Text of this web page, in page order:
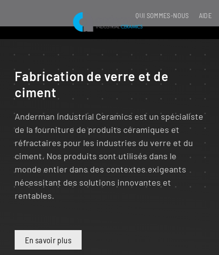
QUI SOMMES-NOUS AIDE
Fabrication de verre et de
ciment
Anderman Industrial Ceramics est un spécialiste
de la fourniture de produits céramiques et
réfractaires pour les industries du verre et du
ciment. Nos produits sont utilisés dans le
monde entier dans des contextes exigeants
nécessitant des solutions innovantes et
rentables.
En savoir plus